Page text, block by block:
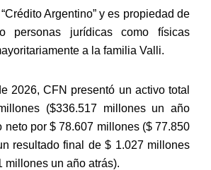
Argentino” y es propiedad de
personas jurídicas como físicas
a la familia Valli.
2026, CFN presentó un activo total
($336.517 millones un año
neto por $ 78.607 millones ($ 77.850
resultado final de $ 1.027 millones
millones un año atrás).